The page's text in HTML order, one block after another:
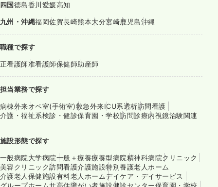
四国徳島香川愛媛高知
九州・沖縄福岡佐賀長崎熊本大分宮崎鹿児島沖縄
職種で探す
正看護師准看護師保健師助産師
担当業務で探す
病棟外来オペ室(手術室)救急外来ICU系透析訪問看護
介護・福祉系検診・健診保育園・学校訪問診療内視鏡治験関連
施設形態で探す
一般病院大学病院一般＋療養療養型病院精神科病院クリニック
美容クリニック訪問看護介護施設特別養護老人ホーム
介護老人保健施設有料老人ホームデイケア・デイサービス